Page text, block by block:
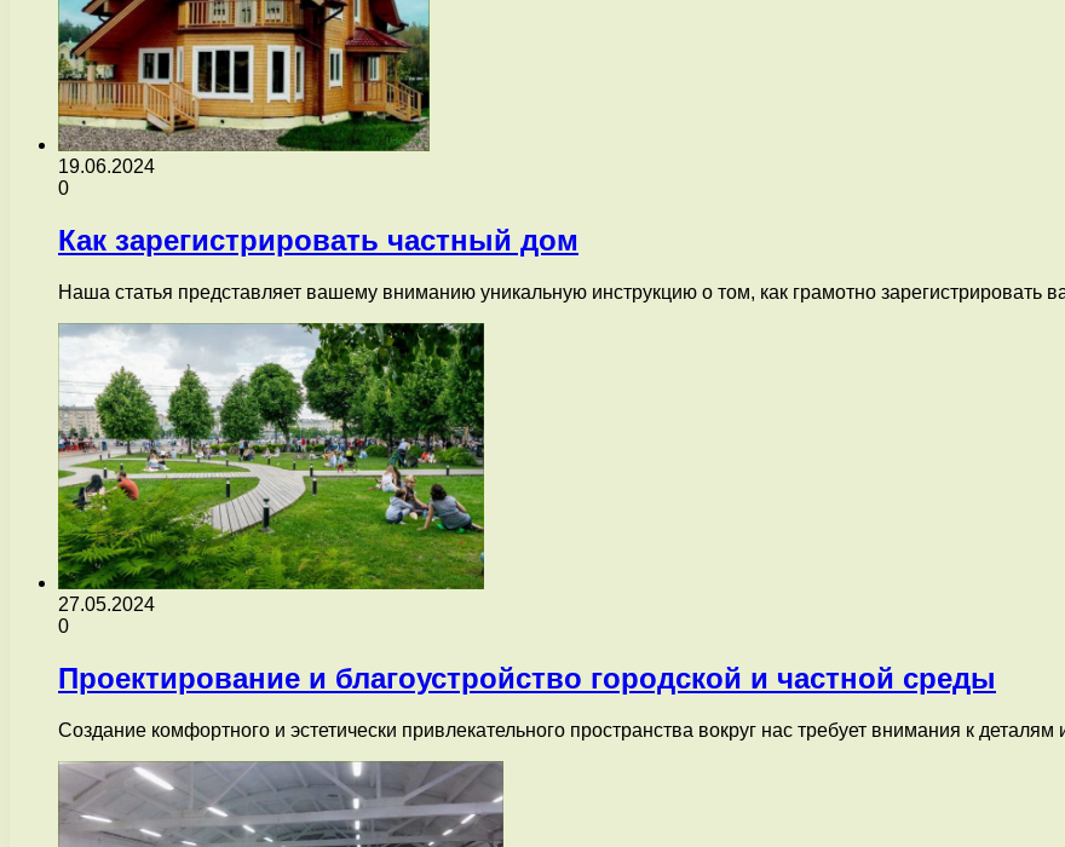
19.06.2024
0
Как зарегистрировать частный дом
Наша статья представляет вашему вниманию уникальную инструкцию о том, как грамотно
27.05.2024
0
Проектирование и благоустройство городской и частной среды
Создание комфортного и эстетически привлекательного пространства вокруг нас требует внимания к